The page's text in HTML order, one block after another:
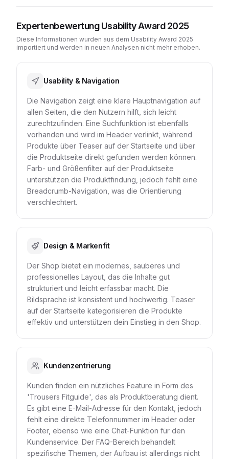
Expertenbewertung Usability Award 2025
Diese Informationen wurden aus dem Usability Award 2025
importiert und werden in neuen Analysen nicht mehr erhoben.
Usability & Navigation
Die Navigation zeigt eine klare Hauptnavigation auf
allen Seiten, die den Nutzern hilft, sich leicht
zurechtzufinden. Eine Suchfunktion ist ebenfalls
vorhanden und wird im Header verlinkt, während
Produkte über Teaser auf der Startseite und über
die Produktseite direkt gefunden werden können.
Farb- und Größenfilter auf der Produktseite
unterstützen die Produktfindung, jedoch fehlt eine
Breadcrumb-Navigation, was die Orientierung
verschlechtert.
Design & Markenfit
Der Shop bietet ein modernes, sauberes und
professionelles Layout, das die Inhalte gut
strukturiert und leicht erfassbar macht. Die
Bildsprache ist konsistent und hochwertig. Teaser
auf der Startseite kategorisieren die Produkte
effektiv und unterstützen dein Einstieg in den Shop.
Kundenzentrierung
Kunden finden ein nützliches Feature in Form des
'Trousers Fitguide', das als Produktberatung dient.
Es gibt eine E-Mail-Adresse für den Kontakt, jedoch
fehlt eine direkte Telefonnummer im Header oder
Footer, ebenso wie eine Chat-Funktion für den
Kundenservice. Der FAQ-Bereich behandelt
spezifische Themen, der Aufbau ist allerdings nicht